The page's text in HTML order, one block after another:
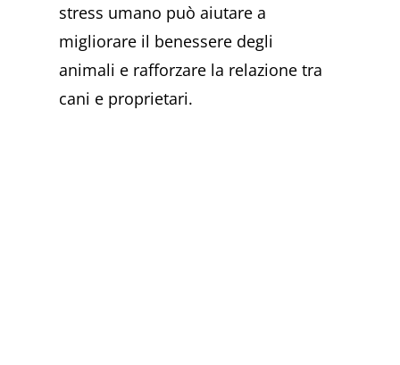
stress umano può aiutare a
migliorare il benessere degli
animali e rafforzare la relazione tra
cani e proprietari.